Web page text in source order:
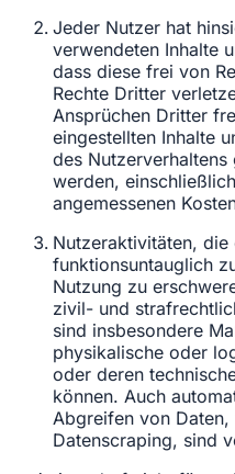
Jeder Nutzer hat
verwendeten Inhalte
dass diese frei von
Rechte Dritter
Ansprüchen Dritter
eingestellten Inhalte
des
werden,
angemessenen
Nutzeraktivitäten,
funktionsuntauglich
Nutzung zu
zivil- und
sind insbesondere
physikalische oder
oder deren
können. Auch
Abgreifen von
Datenscraping, sind